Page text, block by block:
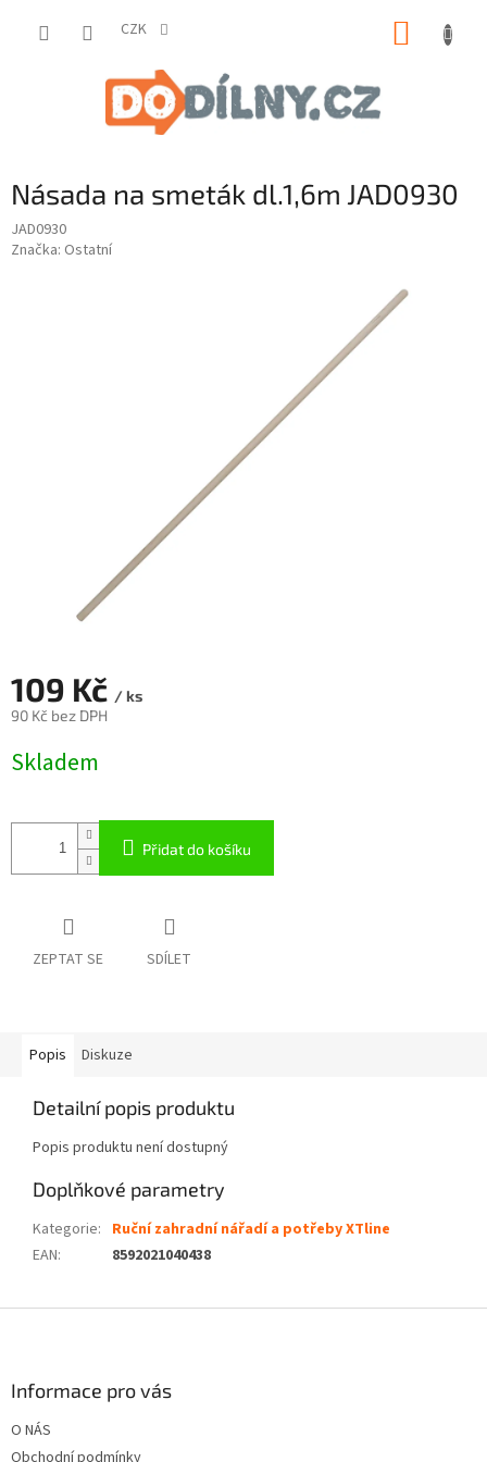
CZK
Násada na smeták dl.1,6m JAD0930
JAD0930
Značka: Ostatní
109 Kč / ks
90 Kč bez DPH
cena:
Skladem
Přidat do košíku
ZEPTAT SE SDÍLET
Popis Diskuze
Detailní popis produktu
Popis produktu není dostupný
Doplňkové parametry
Kategorie: Ruční zahradní nářadí a potřeby XTline
EAN: 8592021040438
Informace pro vás
O NÁS